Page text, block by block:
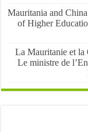
Mauritania and
of Higher
La
Le ministre